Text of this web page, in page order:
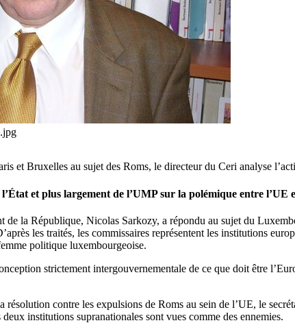
et Bruxelles au sujet des Roms, le directeur du Ceri analyse
et plus largement de l’UMP sur la polémique entre l’UE
de la République, Nicolas Sarkozy, a répondu au sujet du
les traités, les commissaires représentent les institutions
politique luxembourgeoise.
strictement intergouvernementale de ce que doit être
résolution contre les expulsions de Roms au sein de l’UE, le
institutions supranationales sont vues comme des ennemies.